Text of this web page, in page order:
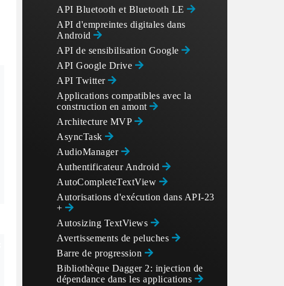
API Bluetooth et Bluetooth LE
API d'empreintes digitales dans
Android
API de sensibilisation Google
API Google Drive
API Twitter
Applications compatibles avec la
construction en amont
Architecture MVP
AsyncTask
AudioManager
Authentificateur Android
AutoCompleteTextView
Autorisations d'exécution dans API-23
+
Autosizing TextViews
Avertissements de peluches
Barre de progression
Bibliothèque Dagger 2: injection de
dépendance dans les applications